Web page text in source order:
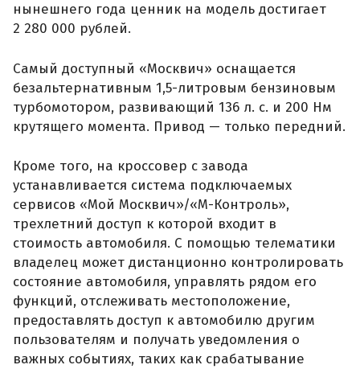
нынешнего года ценник на модель достигает
2 280 000 рублей.
Самый доступный «Москвич» оснащается
безальтернативным 1,5-литровым бензиновым
турбомотором, развивающий 136 л. с. и 200 Нм
крутящего момента. Привод — только передний.
Кроме того, на кроссовер с завода
устанавливается система подключаемых
сервисов «Мой Москвич»/«М-Контроль»,
трехлетний доступ к которой входит в
стоимость автомобиля. С помощью телематики
владелец может дистанционно контролировать
состояние автомобиля, управлять рядом его
функций, отслеживать местоположение,
предоставлять доступ к автомобилю другим
пользователям и получать уведомления о
важных событиях, таких как срабатывание